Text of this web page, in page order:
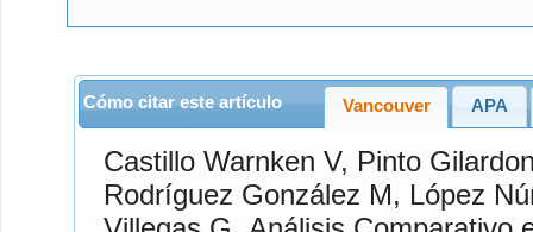
Cómo citar este artículo Vancouver APA
Castillo Warnken V, Pinto
Rodríguez González M, López